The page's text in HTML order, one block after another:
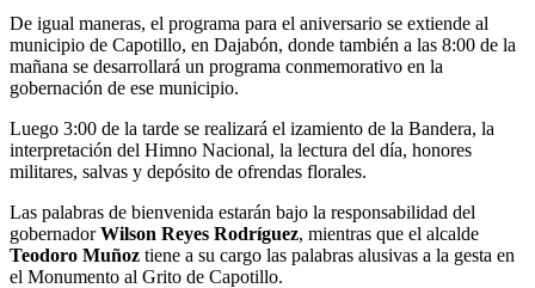
De igual maneras, el programa para el aniversario se extiende al
municipio de Capotillo, en Dajabón, donde también a las 8:00 de la
mañana se desarrollará un programa conmemorativo en la
gobernación de ese municipio.
Luego 3:00 de la tarde se realizará el izamiento de la Bandera, la
interpretación del Himno Nacional, la lectura del día, honores
militares, salvas y depósito de ofrendas florales.
Las palabras de bienvenida estarán bajo la responsabilidad del
gobernadorWilson Reyes Rodríguez, mientras que el alcalde
Teodoro Muñoz tiene a su cargo las palabras alusivas a la gesta en
el Monumento al Grito de Capotillo.